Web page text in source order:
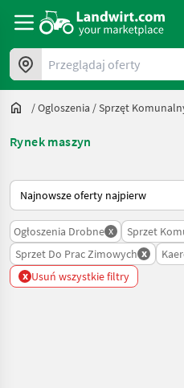
Przeglądaj oferty
/Ogloszenia /Sprzęt
Rynek maszyn
Tak sortuje się na Landwirt.com
Ogłoszenia Drobne x Sprzet
Sprzet Do Prac Zimowych x
x Usuń wszystkie filtry